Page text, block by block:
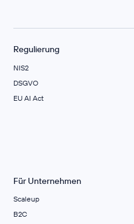
Regulierung
NIS2
DSGVO
EU AI Act
Für Unternehmen
Scaleup
B2C